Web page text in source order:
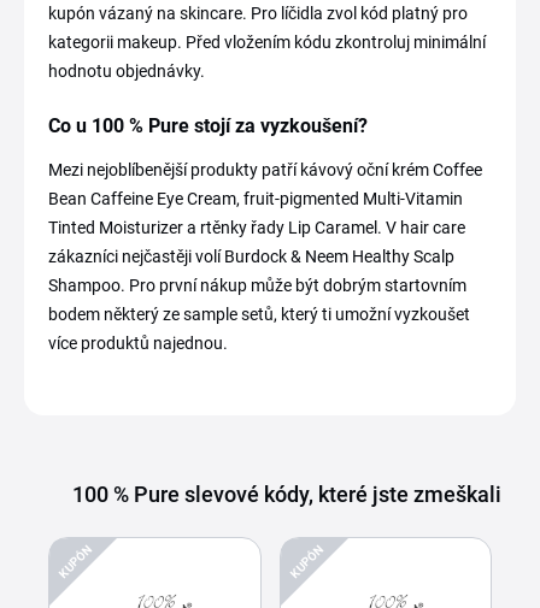
kupón vázaný na skincare. Pro líčidla zvol kód platný pro
kategorii makeup. Před vložením kódu zkontroluj minimální
hodnotu objednávky.
Co u 100 % Pure stojí za vyzkoušení?
Mezi nejoblíbenější produkty patří kávový oční krém Coffee
Bean Caffeine Eye Cream, fruit-pigmented Multi-Vitamin
Tinted Moisturizer a rtěnky řady Lip Caramel. V hair care
zákazníci nejčastěji volí Burdock & Neem Healthy Scalp
Shampoo. Pro první nákup může být dobrým startovním
bodem některý ze sample setů, který ti umožní vyzkoušet
více produktů najednou.
100 % Pure slevové kódy, které jste zmeškali
KUPÓN KUPÓN